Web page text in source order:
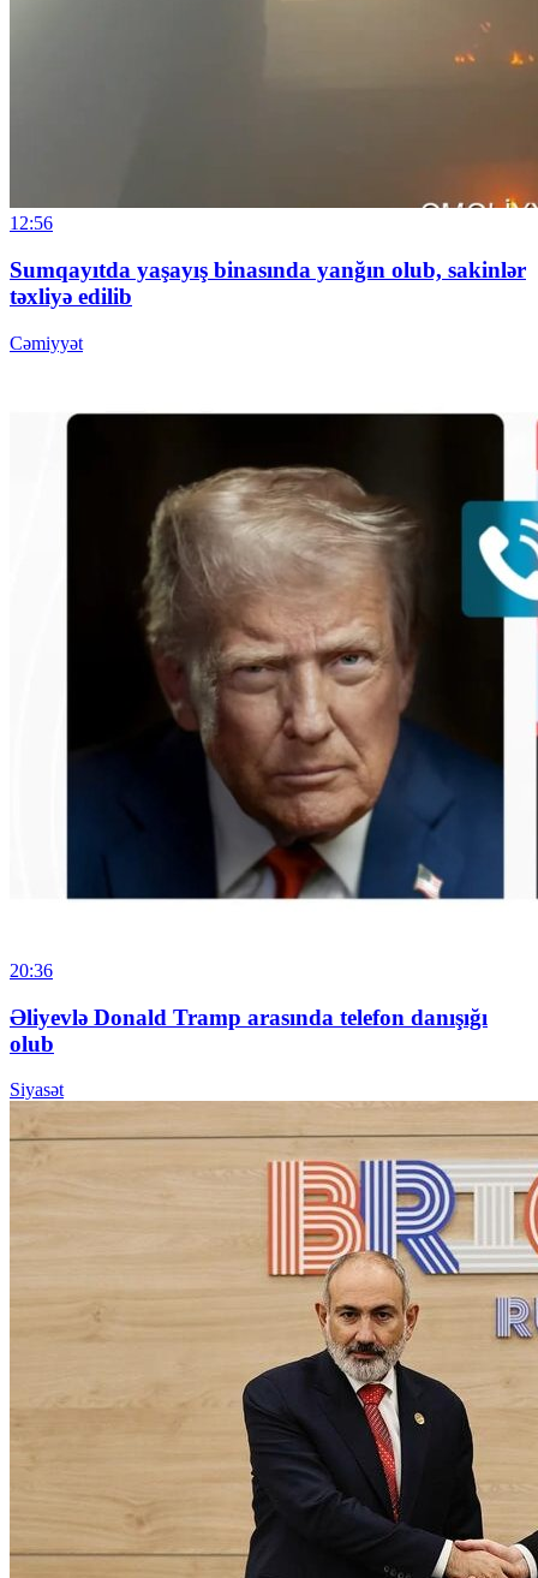
12:56
Sumqayıtda yaşayış binasında yanğın olub, sakinlər
təxliyə edilib
Cəmiyyət
20:36
Əliyevlə Donald Tramp arasında telefon danışığı
olub
Siyasət